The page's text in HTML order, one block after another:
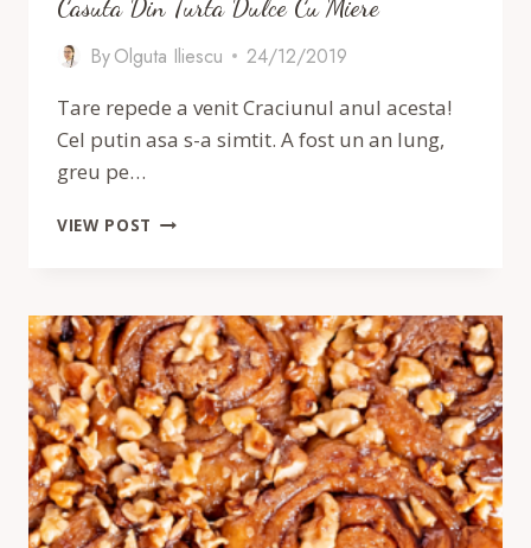
Casuta Din Turta Dulce Cu Miere
ByOlguta Iliescu
24/12/2019
Tare repede a venit Craciunul anul acesta!
Cel putin asa s-a simtit. A fost un an lung,
greu pe…
VIEW POST CASUTA
CU
MIERE